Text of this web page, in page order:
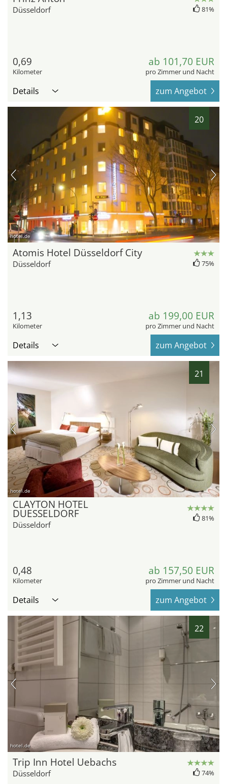
Düsseldorf 81%
0,69
Kilometer
ab 101,70 EUR
pro Zimmer und Nacht
Details zum Angebot
20
hotel.de
Atomis Hotel Düsseldorf City
Düsseldorf 75%
1,13
Kilometer
ab 199,00 EUR
pro Zimmer und Nacht
Details zum Angebot
21
hotel.de
CLAYTON HOTEL
DUESSELDORF
Düsseldorf
81%
0,48
Kilometer
ab 157,50 EUR
pro Zimmer und Nacht
Details zum Angebot
22
hotel.de
Trip Inn Hotel Uebachs
Düsseldorf 74%